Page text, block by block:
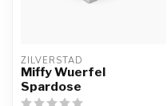
ZILVERSTAD
Miffy Wuerfel
Spardose